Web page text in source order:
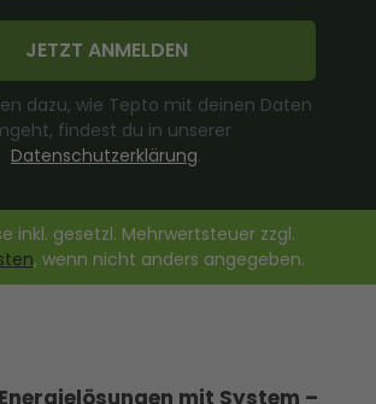
JETZT ANMELDEN
dazu, wie Tepto mit deinen Daten
findest du in unserer
Datenschutzerklärung.
inkl. gesetzl. Mehrwertsteuer zzgl.
, wenn nicht anders angegeben.
mit System –